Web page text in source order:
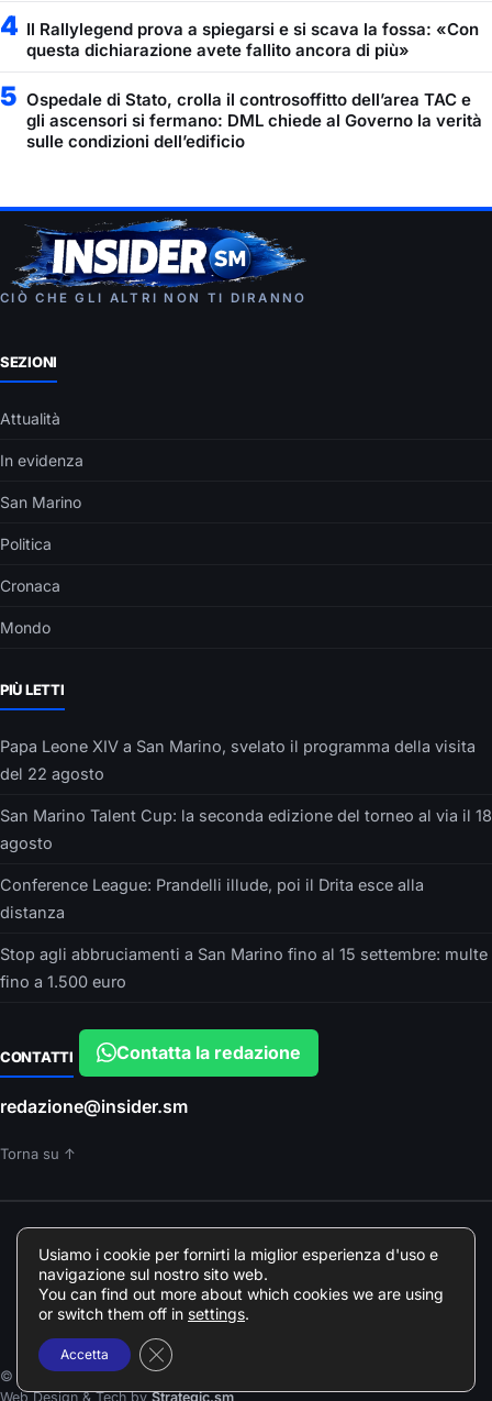
4 Il Rallylegend prova a spiegarsi e si scava la fossa: «Con
questa dichiarazione avete fallito ancora di più»
5 Ospedale di Stato, crolla il controsoffitto dell’area TAC e
gli ascensori si fermano: DML chiede al Governo la verità
sulle condizioni dell’edificio
CIÒ CHE GLI ALTRI NON TI DIRANNO
SEZIONI
Attualità
In evidenza
San Marino
Politica
Cronaca
Mondo
PIÙ LETTI
Papa Leone XIV a San Marino, svelato il programma della visita
del 22 agosto
San Marino Talent Cup: la seconda edizione del torneo al via il 18
agosto
Conference League: Prandelli illude, poi il Drita esce alla
distanza
Stop agli abbruciamenti a San Marino fino al 15 settembre: multe
fino a 1.500 euro
CONTATTI Contatta la redazione
redazione@insider.sm
Torna su ↑
Insider srls – VIA ARGONNE, 10 – PARMA
Direttore responsabile: Francesca Devincenzi
Giornalista professionista Odg Emilia Romagna elenco professionisti
© 2026 Insider.sm · Tutti i diritti riservati
Web Design & Tech byStrategic.sm
Usiamo i cookie per fornirti la miglior esperienza d'uso e
navigazione sul nostro sito web.
You can find out more about which cookies we are using
or switch them off in settings.
Accetta Close GDPR Cookie Banner